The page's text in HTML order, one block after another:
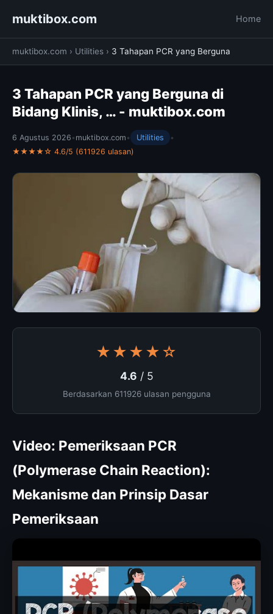
muktibox.com Home
muktibox.com › Utilities › 3 Tahapan PCR yang Berguna
3 Tahapan PCR yang Berguna di
Bidang Klinis, … - muktibox.com
6 Agustus 2026 • muktibox.com • Utilities
•
★★★★☆ 4.6/5 (611926 ulasan)
★★★★☆
4.6 / 5
Berdasarkan 611926 ulasan pengguna
Video: Pemeriksaan PCR
(Polymerase Chain Reaction):
Mekanisme dan Prinsip Dasar
Pemeriksaan